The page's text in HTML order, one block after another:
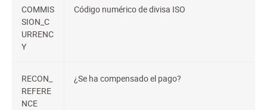
COMMIS
SION_C
URRENC
Y
Código numérico de divisa ISO
RECON_
REFERE
NCE
¿Se ha compensado el pago?